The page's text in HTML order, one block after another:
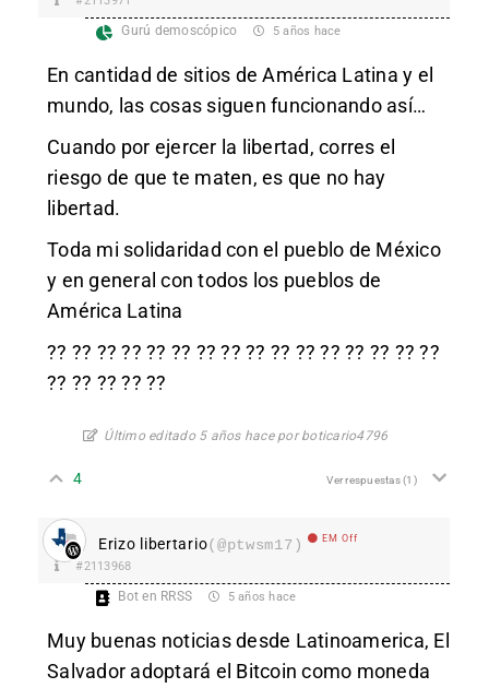
Gurú demoscópico 5 años hace
En cantidad de sitios de América Latina y el
mundo, las cosas siguen funcionando así…
Cuando por ejercer la libertad, corres el
riesgo de que te maten, es que no hay
libertad.
Toda mi solidaridad con el pueblo de México
y en general con todos los pueblos de
América Latina
?? ?? ?? ?? ?? ?? ?? ?? ?? ?? ?? ?? ?? ?? ?? ??
?? ?? ?? ?? ??
Último editado 5 años hace por boticario4796
4 Ver respuestas(1)
Erizo libertario(@ptwsm17) EM Off
#2113968
Bot en RRSS 5 años hace
Muy buenas noticias desde Latinoamerica, El
Salvador adoptará el Bitcoin como moneda